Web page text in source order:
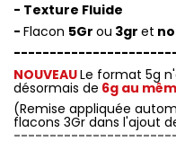
- Texture Fluide
- Flacon 5Gr ou 3gr et
NOUVEAULe format 5g
désormais de 6g au
(Remise appliquée
flacons 3Gr dans l'ajout